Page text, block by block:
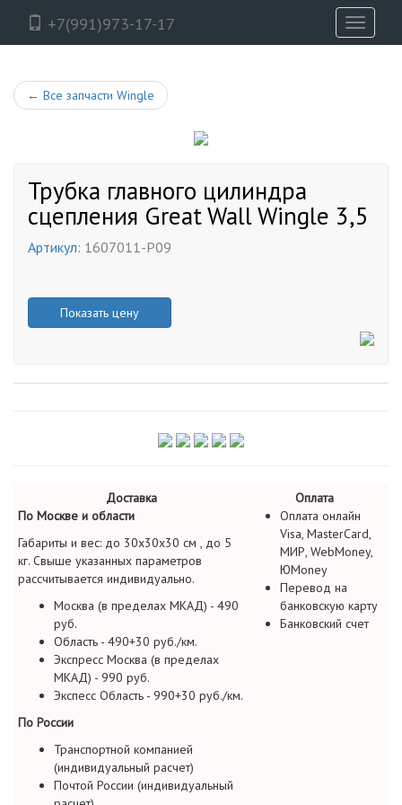
+7(991)973-17-17
Toggle
← Все запчасти Wingle
Трубка главного цилиндра
сцепления Great Wall Wingle 3,5
Артикул: 1607011-P09
Показать цену
Доставка
Оплата
По Москве и области
Габариты и вес: до 30х30х30 см , до 5
кг. Свыше указанных параметров
рассчитывается индивидуально.
Москва (в пределах МКАД) - 490
руб.
Область - 490+30 руб./км.
Экспресс Москва (в пределах
МКАД) - 990 руб.
Экспесс Область - 990+30 руб./км.
По России
Транспортной компанией
(индивидуальный расчет)
Почтой России (индивидуальный
Оплата онлайн
Visa, MasterCard,
МИР, WebMoney,
ЮMoney
Перевод на
банковскую карту
Банковский счет